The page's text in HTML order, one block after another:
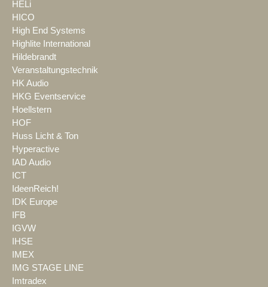
HELi
HICO
High End Systems
Highlite International
Hildebrandt
Veranstaltungstechnik
HK Audio
HKG Eventservice
Hoellstern
HOF
Huss Licht & Ton
Hyperactive
IAD Audio
ICT
IdeenReich!
IDK Europe
IFB
IGVW
IHSE
IMEX
IMG STAGE LINE
Imtradex